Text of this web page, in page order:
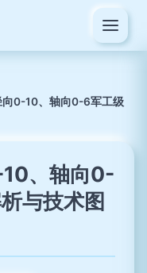
向0-10、轴向0-6军工级
、轴向0-
与技术图